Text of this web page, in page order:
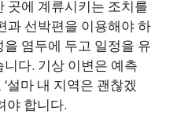
곳에 계류시키는 조치를
과 선박편을 이용해야 하
염두에 두고 일정을 유
다. 기상 이변은 예측
설마 내 지역은 괜찮겠
야 합니다.